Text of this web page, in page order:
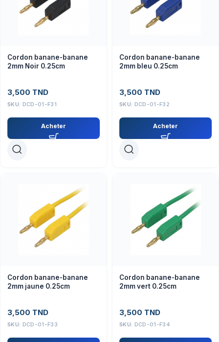
Cordon banane-banane
2mm Noir 0.25cm
3,500 TND
SKU: DCD-01-F31
Acheter
Cordon banane-banane
2mm bleu 0.25cm
3,500 TND
SKU: DCD-01-F32
Acheter
Cordon banane-banane
2mm jaune 0.25cm
3,500 TND
SKU: DCD-01-F33
Cordon banane-banane
2mm vert 0.25cm
3,500 TND
SKU: DCD-01-F34